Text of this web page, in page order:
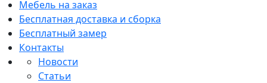
Мебель на заказ
Бесплатная доставка и сборка
Бесплатный замер
Контакты
Новости
Статьи